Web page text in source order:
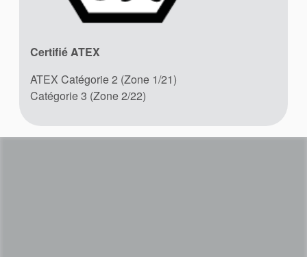
Certifié ATEX
ATEX Catégorie 2 (Zone 1/21)
Catégorie 3 (Zone 2/22)